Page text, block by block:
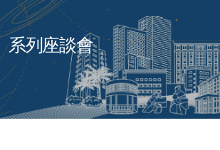
系列座談會